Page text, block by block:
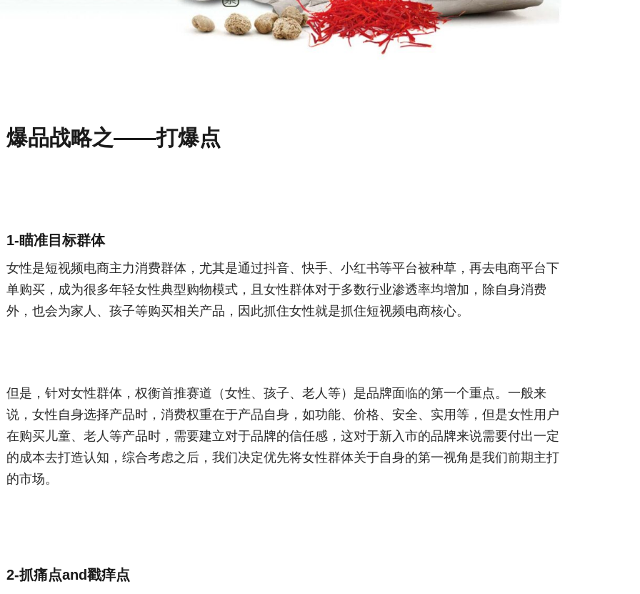
爆品战略之——打爆点
1-瞄准目标群体
女性是短视频电商主力消费群体，尤其是通过抖音、快手、小红书等平台被种草，再去电商平台下
单购买，成为很多年轻女性典型购物模式，且女性群体对于多数行业渗透率均增加，除自身消费
外，也会为家人、孩子等购买相关产品，因此抓住女性就是抓住短视频电商核心。
但是，针对女性群体，权衡首推赛道（女性、孩子、老人等）是品牌面临的第一个重点。一般来
说，女性自身选择产品时，消费权重在于产品自身，如功能、价格、安全、实用等，但是女性用户
在购买儿童、老人等产品时，需要建立对于品牌的信任感，这对于新入市的品牌来说需要付出一定
的成本去打造认知，综合考虑之后，我们决定优先将女性群体关于自身的第一视角是我们前期主打
的市场。
2-抓痛点and戳痒点